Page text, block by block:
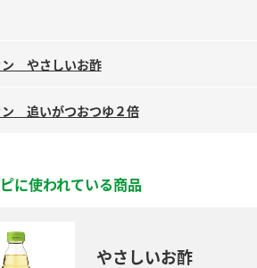
ン やさしいお酢
ン 追いがつおつゆ２倍
に使われている商品
やさしいお酢